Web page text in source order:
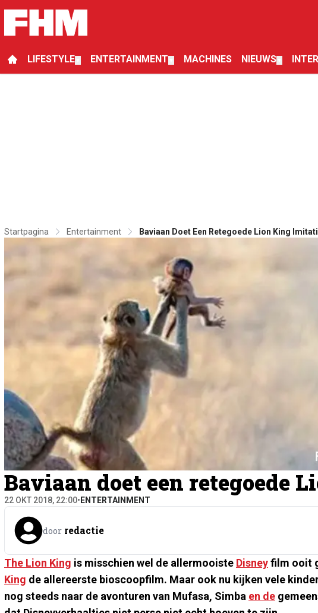
LIFESTYLE ENTERTAINMENT MACHINES NIEUWS
Startpagina Entertainment Baviaan Doet Een Retegoede Lion King
Baviaan doet een retegoede
22 OKT 2018, 22:00• ENTERTAINMENT
door redactie
The Lion King is misschien wel de allermooiste Disneyfilm ooit
King de allereerste bioscoopfilm. Maar ook nu kijken vele
nog steeds naar de avonturen van Mufasa, Simba en de